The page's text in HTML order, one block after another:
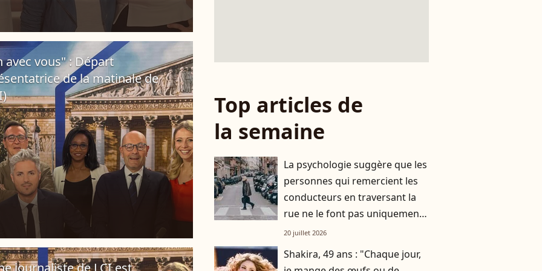
vous" : Départ
de la matinale de
journaliste de LCI est
Top articles de
la semaine
La psychologie suggère que les
personnes qui remercient les
conducteurs en traversant la
rue ne le font pas uniquement
par gratitude
20 juillet 2026
Shakira, 49 ans : "Chaque jour,